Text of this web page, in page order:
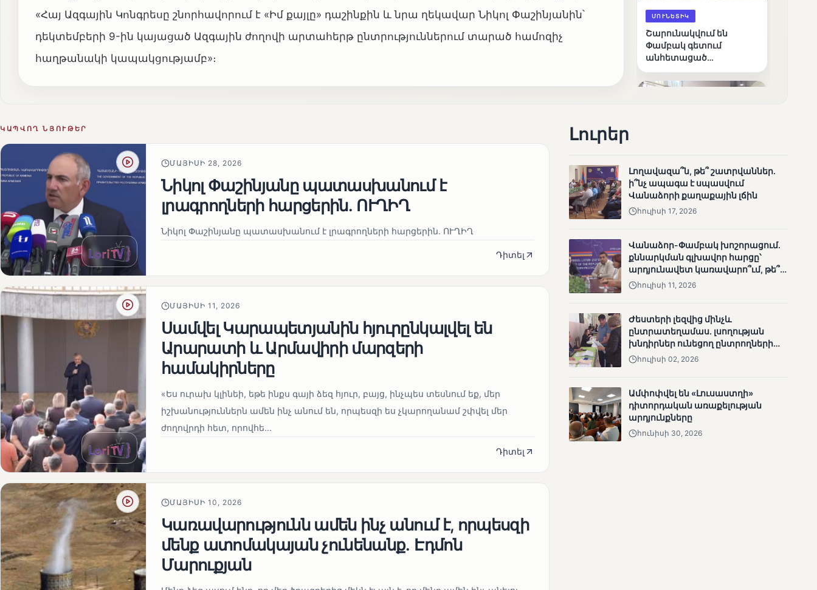
«Հայ Ազգային Կոնգրեսը շնորհավորում է «Իմ քայլը» դաշինքին և նրա ղեկավար Նիկոլ Փաշինյանին՝
դեկտեմբերի 9-ին կայացած Ազգային ժողովի արտահերթ ընտրություններում տարած համոզիչ
հաղթանակի կապակցությամբ»։
ՄՈՒՆԵՏԻԿ
Շարունակվում են
Փամբակ գետում
անհետացած
որոնողական
ՄՈՒՆԵՏԻԿ
Մատչելի
ընտրություններ՝ դեռևս
չլուծված խնդիրներով.
առաքելության
արդյունքները
ՄՈՒՆԵՏԻԿ
Մատչելի
ընտրություններ.
ԿԱՊՎՈՂ ՆՅՈՒԹԵՐ
ՄԱՅԻՍԻ 28, 2026
Նիկոլ Փաշինյանը պատասխանում է
լրագրողների հարցերին․ ՈՒՂԻՂ
Նիկոլ Փաշինյանը պատասխանում է լրագրողների հարցերին․ ՈՒՂԻՂ
Դիտել
ՄԱՅԻՍԻ 11, 2026
Սամվել Կարապետյանին հյուրընկալվել են
Արարատի և Արմավիրի մարզերի
համակիրները
«Ես ուրախ կլինեի, եթե ինքս գայի ձեզ հյուր, բայց, ինչպես տեսնում եք, մեր
իշխանություններն ամեն ինչ անում են, որպեսզի ես չկարողանամ շփվել մեր
ժողովրդի հետ, որովհե...
Դիտել
ՄԱՅԻՍԻ 10, 2026
Կառավարությունն ամեն ինչ անում է, որպեսզի
մենք ատոմակայան չունենանք․ Էդմոն
Մարուքյան
Լուրեր
Լողավազա՞ն, թե՞ շատրվաններ.
ի՞նչ ապագա է սպասվում
Վանաձորի քաղաքային լճին
հուլիսի 17, 2026
Վանաձոր-Փամբակ խոշորացում.
քննարկման գլխավոր հարցը՝
արդյունավետ կառավարո՞ւմ, թե՞
քաղաքական նպատակ
հուլիսի 11, 2026
Ժեստերի լեզվից մինչև
ընտրատեղամաս. լսողության
խնդիրներ ունեցող ընտրողների
ճանապարհը
հուլիսի 02, 2026
Ամփոփվել են «Լուսաստղի»
դիտորդական առաքելության
արդյունքները
հունիսի 30, 2026